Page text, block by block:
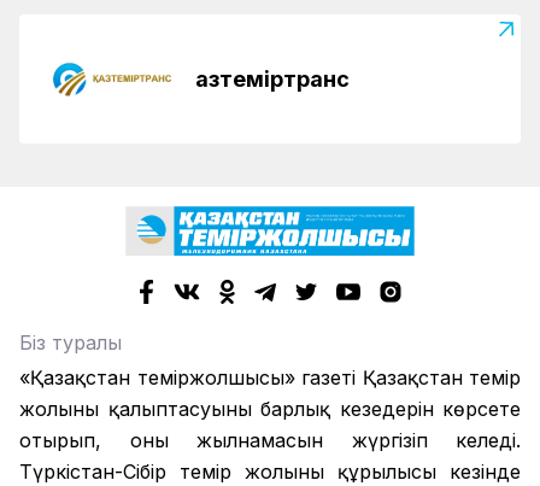
Қазтеміртранс
Біз туралы
«Қазақстан теміржолшысы» газеті Қазақстан темір
жолының қалыптасуының барлық кезеңдерін көрсете
отырып, оның жылнамасын жүргізіп келеді.
Түркістан-Сібір темір жолының құрылысы кезінде